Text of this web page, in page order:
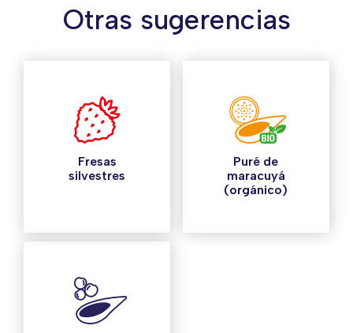
Otras sugerencias
Fresas
silvestres
Puré de
maracuyá
(orgánico)